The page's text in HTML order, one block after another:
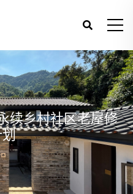
续乡村社区老屋修